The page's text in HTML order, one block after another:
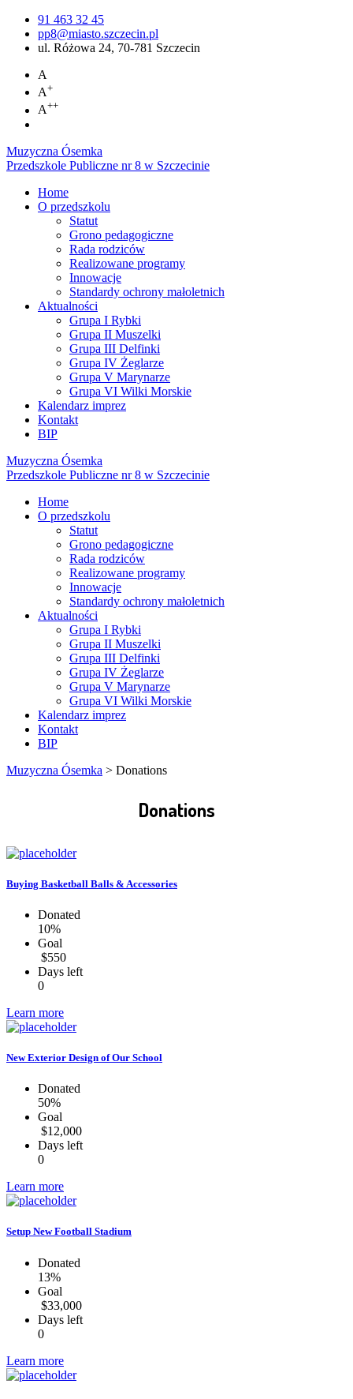
91 463 32 45
pp8@miasto.szczecin.pl
ul. Różowa 24, 70-781 Szczecin
A
A+
A++
Muzyczna Ósemka
Przedszkole Publiczne nr 8 w Szczecinie
Home
O przedszkolu
Statut
Grono pedagogiczne
Rada rodziców
Realizowane programy
Innowacje
Standardy ochrony małoletnich
Aktualności
Grupa I Rybki
Grupa II Muszelki
Grupa III Delfinki
Grupa IV Żeglarze
Grupa V Marynarze
Grupa VI Wilki Morskie
Kalendarz imprez
Kontakt
BIP
Muzyczna Ósemka
Przedszkole Publiczne nr 8 w Szczecinie
Home
O przedszkolu
Statut
Grono pedagogiczne
Rada rodziców
Realizowane programy
Innowacje
Standardy ochrony małoletnich
Aktualności
Grupa I Rybki
Grupa II Muszelki
Grupa III Delfinki
Grupa IV Żeglarze
Grupa V Marynarze
Grupa VI Wilki Morskie
Kalendarz imprez
Kontakt
BIP
Muzyczna Ósemka > Donations
Donations
Buying Basketball Balls & Accessories
Donated
10%
Goal
$550
Days left
0
Learn more
New Exterior Design of Our School
Donated
50%
Goal
$12,000
Days left
0
Learn more
Setup New Football Stadium
Donated
13%
Goal
$33,000
Days left
0
Learn more